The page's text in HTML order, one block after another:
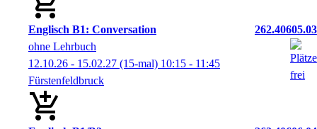
Englisch B1: Conversation
262.40605.03
ohne Lehrbuch
12.10.26 - 15.02.27 (15-mal) 10:15 - 11:45
Fürstenfeldbruck